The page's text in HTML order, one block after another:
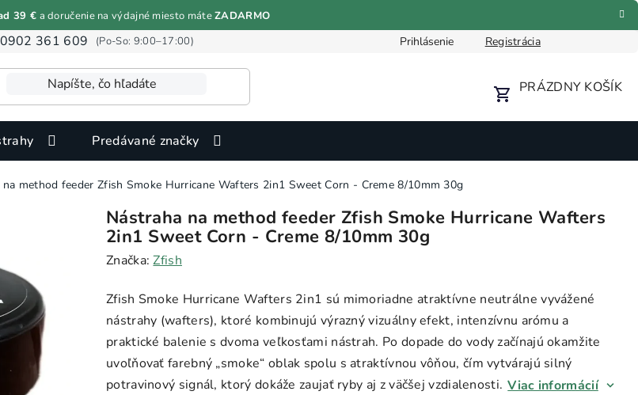
39 € a doručenie na výdajné miesto máteZADARMO
osobných údajov Informácie o cookies Formulár pre odstúpenie od zmluvy Reklamačný formulár
0902 361 609 Prihlásenie Registrácia
NÁKUPNÝ
PRÁZDNY KOŠÍK
Predávané značky
na method feeder Zfish Smoke Hurricane Wafters 2in1 Sweet Corn - Creme 8/10mm 30g
Nástraha na method feeder Zfish Smoke Hurricane Wafters
2in1 Sweet Corn - Creme 8/10mm 30g
Značka:Zfish
Zfish Smoke Hurricane Wafters 2in1 sú mimoriadne atraktívne neutrálne vyvážené
nástrahy (wafters), ktoré kombinujú výrazný vizuálny efekt, intenzívnu arómu a
praktické balenie s dvoma veľkosťami nástrah. Po dopade do vody začínajú okamžite
uvoľňovať farebný „smoke“ oblak spolu s atraktívnou vôňou, čím vytvárajú silný
potravinový signál, ktorý dokáže zaujať ryby aj z väčšej vzdialenosti. Viac informácií
Skladom